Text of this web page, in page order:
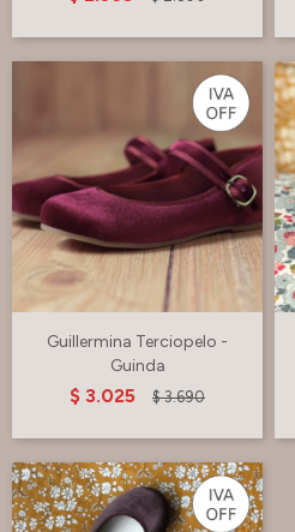
Guillermina Terciopelo -
Guinda
$ 3.025 $ 3.690